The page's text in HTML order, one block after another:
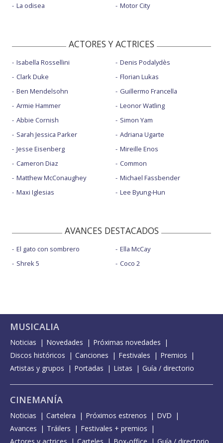
La odisea
Motor City
ACTORES Y ACTRICES
Isabella Rossellini
Clark Duke
Ben Mendelsohn
Armie Hammer
Abbie Cornish
Sarah Jessica Parker
Jesse Eisenberg
Cameron Diaz
Matthew McConaughey
Maxi Iglesias
Denis Podalydès
Florian Lukas
Guillermo Francella
Leonor Watling
Simon Yam
Adriana Ugarte
Mireille Enos
Common
Michael Fassbender
Lee Byung-Hun
AVANCES DESTACADOS
El gato con sombrero
Shrek 5
Ella McCay
Coco 2
MUSICALIA
Noticias Novedades
Próximas novedades
Discos históricos
Canciones Festivales
Premios
Artistas y grupos
Portadas Listas Guía / directorio
CINEMANÍA
Noticias Cartelera Próximos estrenos
DVD
Avances
Tráilers
Festivales + premios